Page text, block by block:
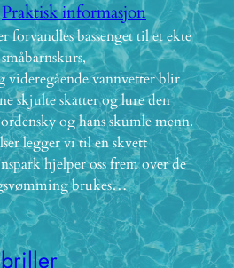
Praktisk informasjon
forvandles bassenget til et ekte
videregående vannvetter blir
skjulte skatter og lure den
og hans skumle menn.
legger vi til en skvett
hjelper oss frem over de
brukes…